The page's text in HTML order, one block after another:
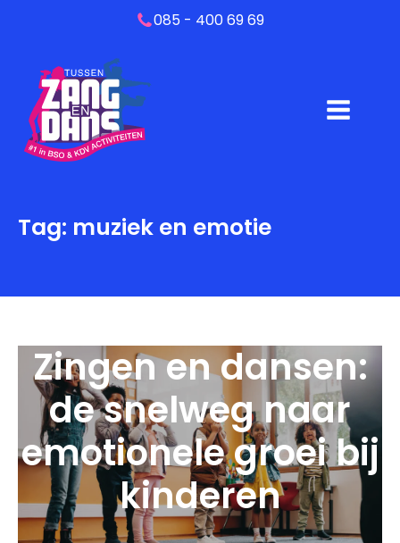
085 - 400 69 69
Tag: muziek en emotie
Zingen en dansen:
de snelweg naar
emotionele groei bij
kinderen